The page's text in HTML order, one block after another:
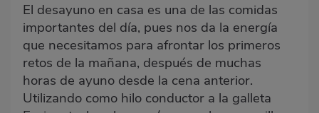
El desayuno en casa es una de las comidas
importantes del día, pues nos da la energía
que necesitamos para afrontar los primeros
retos de la mañana, después de muchas
horas de ayuno desde la cena anterior.
Utilizando como hilo conductor a la galleta